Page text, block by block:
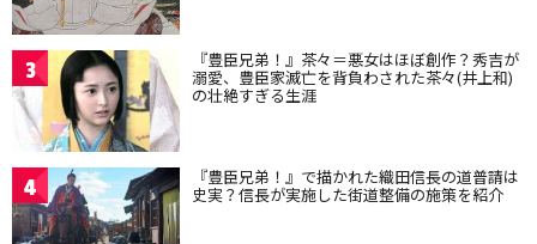
3 『豊臣兄弟！』茶々＝悪女はほぼ創作？秀吉が
溺愛、豊臣家滅亡を背負わされた茶々(井上和)
の壮絶すぎる生涯
4 『豊臣兄弟！』で描かれた織田信長の道普請は
史実？信長が実施した街道整備の施策を紹介